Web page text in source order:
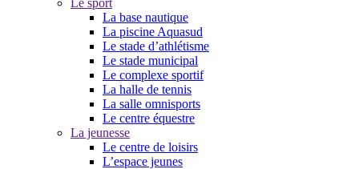
Le sport
La base nautique
La piscine Aquasud
Le stade d’athlétisme
Le stade municipal
Le complexe sportif
La halle de tennis
La salle omnisports
Le centre équestre
La jeunesse
Le centre de loisirs
L’espace jeunes